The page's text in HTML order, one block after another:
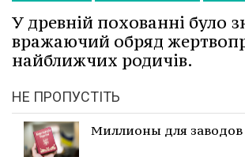
У древній похованні було
вражаючий обряд
найближчих родичів.
НЕ ПРОПУСТІТЬ
Миллионы для заводов